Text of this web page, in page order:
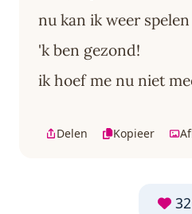
nu kan ik weer spelen
'k ben gezond!
ik hoef me nu niet
Delen Kopieer